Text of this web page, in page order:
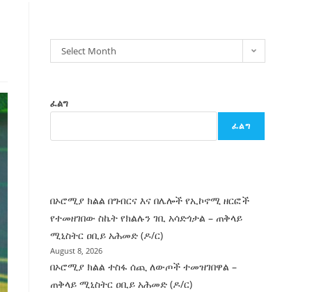
Select Month
ፈልግ
ፈልግ
በኦሮሚያ ክልል በግብርና እና በሌሎች የኢኮኖሚ ዘርፎች
የተመዘገበው ስኬት የክልሉን ገቢ አሳድጎታል – ጠቅላይ
ሚኒስትር ዐቢይ አሕመድ (ዶ/ር)
August 8, 2026
በኦሮሚያ ክልል ተስፋ ሰጪ ለውጦች ተመዝገበዋል –
ጠቅላይ ሚኒስትር ዐቢይ አሕመድ (ዶ/ር)